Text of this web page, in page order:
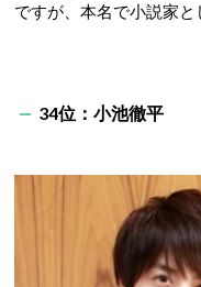
ですが、本名で小説家と
34位：小池徹平